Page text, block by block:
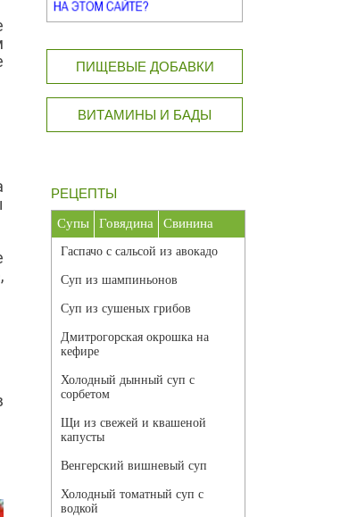
ПИЩЕВЫЕ ДОБАВКИ
ВИТАМИНЫ И БАДЫ
РЕЦЕПТЫ
Супы Говядина Свинина
Гаспачо с сальсой из авокадо
Суп из шампиньонов
Суп из сушеных грибов
Дмитрогорская окрошка на
кефире
Холодный дынный суп с
сорбетом
Щи из свежей и квашеной
капусты
Венгерский вишневый суп
Холодный томатный суп с
водкой